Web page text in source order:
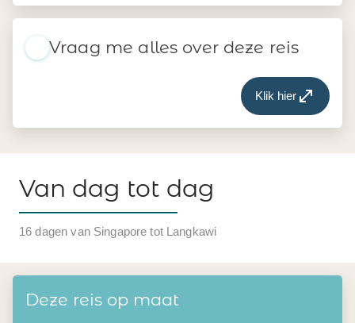
Vraag me alles over deze reis
Klik hier
Van dag tot dag
16 dagen van Singapore tot Langkawi
Deze reis op maat